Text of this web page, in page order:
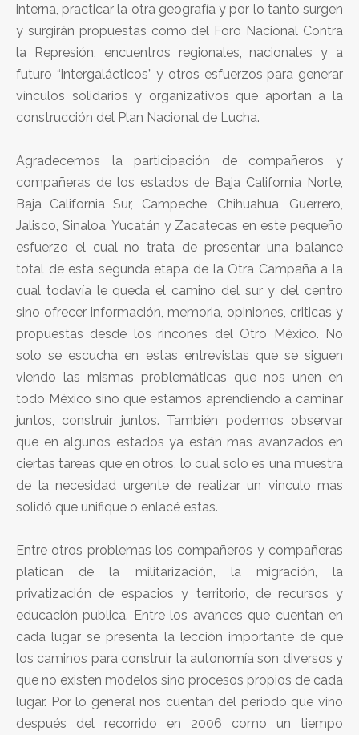
interna, practicar la otra geografía y por lo tanto surgen
y surgirán propuestas como del Foro Nacional Contra
la Represión, encuentros regionales, nacionales y a
futuro “intergalácticos” y otros esfuerzos para generar
vínculos solidarios y organizativos que aportan a la
construcción del Plan Nacional de Lucha.
Agradecemos la participación de compañeros y
compañeras de los estados de Baja California Norte,
Baja California Sur, Campeche, Chihuahua, Guerrero,
Jalisco, Sinaloa, Yucatán y Zacatecas en este pequeño
esfuerzo el cual no trata de presentar una balance
total de esta segunda etapa de la Otra Campaña a la
cual todavía le queda el camino del sur y del centro
sino ofrecer información, memoria, opiniones, criticas y
propuestas desde los rincones del Otro México. No
solo se escucha en estas entrevistas que se siguen
viendo las mismas problemáticas que nos unen en
todo México sino que estamos aprendiendo a caminar
juntos, construir juntos. También podemos observar
que en algunos estados ya están mas avanzados en
ciertas tareas que en otros, lo cual solo es una muestra
de la necesidad urgente de realizar un vinculo mas
solidó que unifique o enlacé estas.
Entre otros problemas los compañeros y compañeras
platican de la militarización, la migración, la
privatización de espacios y territorio, de recursos y
educación publica. Entre los avances que cuentan en
cada lugar se presenta la lección importante de que
los caminos para construir la autonomía son diversos y
que no existen modelos sino procesos propios de cada
lugar. Por lo general nos cuentan del periodo que vino
después del recorrido en 2006 como un tiempo